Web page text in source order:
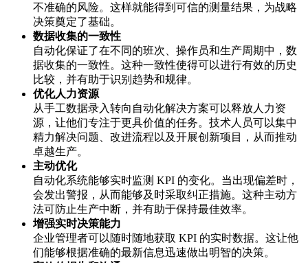
不准确的风险。这样就能得到可信的测量结果，为战略
决策奠定了基础。
数据收集的一致性
自动化保证了在不同的班次、操作员和生产周期中，数
据收集的一致性。这种一致性使得可以进行有效的历史
比较，并有助于识别趋势和规律。
优化人力资源
从手工数据录入转向自动化解决方案可以释放人力资
源，让他们专注于更具价值的任务。技术人员可以集中
精力解决问题、改进流程以及开展创新项目，从而推动
卓越生产。
主动优化
自动化系统能够实时监测 KPI 的变化。当出现偏差时，
会发出警报，从而能够及时采取纠正措施。这种主动方
法可防止生产中断，并有助于保持最佳效率。
增强实时决策能力
企业管理者可以随时随地获取 KPI 的实时数据。这让他
们能够根据准确的最新信息迅速做出明智的决策。